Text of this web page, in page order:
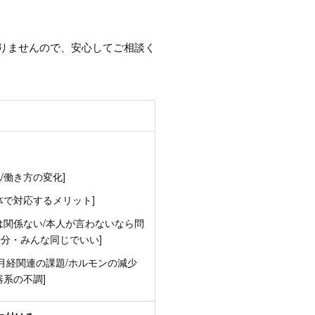
ませんので、安心してご相談く
き方の変化]
対応するメリット]
係ない/本人が言わないなら問
・みんな同じでいい]
経関連の課題/ホルモンの減少
の不調]